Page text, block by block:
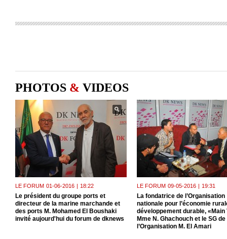
PHOTOS & VIDEOS
LE FORUM 01-06-2016 | 18:22
Le président du groupe ports et
directeur de la marine marchande et
des ports M. Mohamed El Boushaki
invité aujourd'hui du forum de dknews
LE FORUM 09-05-2016 | 19:31
La fondatrice de l’Organisation
nationale pour l’économie
développement durable, «Main
Mme N. Ghachouch et le SG de
l’Organisation M. El Amari